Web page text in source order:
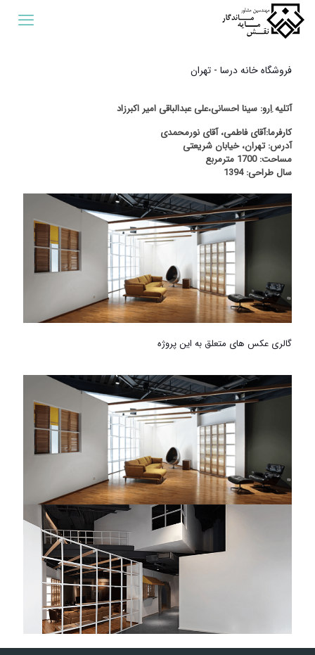
فروشگاه خانه درسا - تهران
آتلیه اِرو: سینا احسانی،علی عبدالباقی امیر اکبرزاد
کارفرما:آقای فاطمی، آقای نورمحمدی
آدرس: تهران، خیابان شریعتی
مساحت: 1700 مترمربع
سال طراحی: 1394
گالری عکس های متعلق به این پروژه